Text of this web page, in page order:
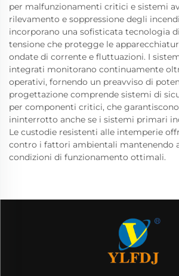
per malfunzionamenti critici e sistemi
rilevamento e soppressione degli
incorporano una sofisticata tecnologia
tensione che protegge le
ondate di corrente e fluttuazioni. I
integrati monitorano continuamente
operativi, fornendo un preavviso di
progettazione comprende sistemi di
per componenti critici, che
ininterrotto anche se i sistemi primari
Le custodie resistenti alle intemperie
contro i fattori ambientali mantenendo
condizioni di funzionamento ottimali.